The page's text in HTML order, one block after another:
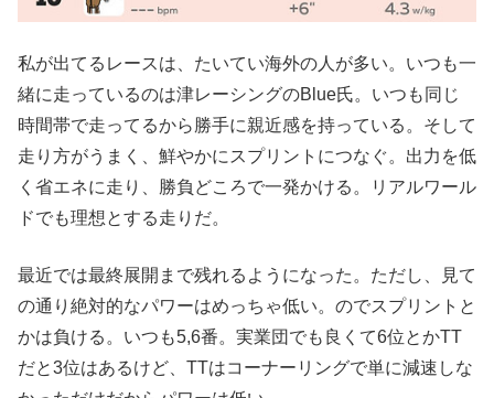
私が出てるレースは、たいてい海外の人が多い。いつも一
緒に走っているのは津レーシングのBlue氏。いつも同じ
時間帯で走ってるから勝手に親近感を持っている。そして
走り方がうまく、鮮やかにスプリントにつなぐ。出力を低
く省エネに走り、勝負どころで一発かける。リアルワール
ドでも理想とする走りだ。
最近では最終展開まで残れるようになった。ただし、見て
の通り絶対的なパワーはめっちゃ低い。のでスプリントと
かは負ける。いつも5,6番。実業団でも良くて6位とかTT
だと3位はあるけど、TTはコーナーリングで単に減速しな